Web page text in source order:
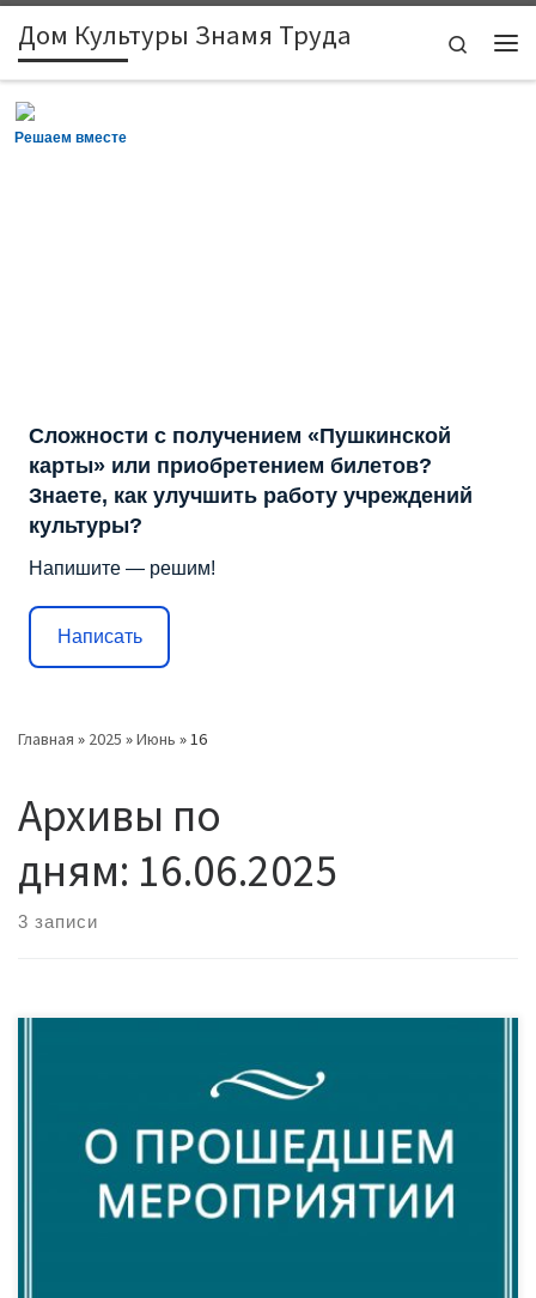
Skip to content
Дом Культуры Знамя Труда
Search
Решаем вместе
Сложности с получением «Пушкинской
карты» или приобретением билетов?
Знаете, как улучшить работу учреждений
культуры?
Напишите — решим!
Написать
Главная » 2025 »Июнь »16
Архивы по
дням: 16.06.2025
3 записи
Сегодня Дом культуры «Знамя труда» распахнул свои двери
для юных путешественников из пришкольного лагеря МАОУ
СОШ №35, ставших участниками захватывающей игрой
«Вместе мы едины!», посвященной Дню России. Ребята
отправились в увлекательное странствие по игровым
станциям, где их ждали испытания на знание и смекалку. На